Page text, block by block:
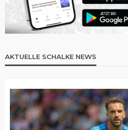
AKTUELLE SCHALKE NEWS